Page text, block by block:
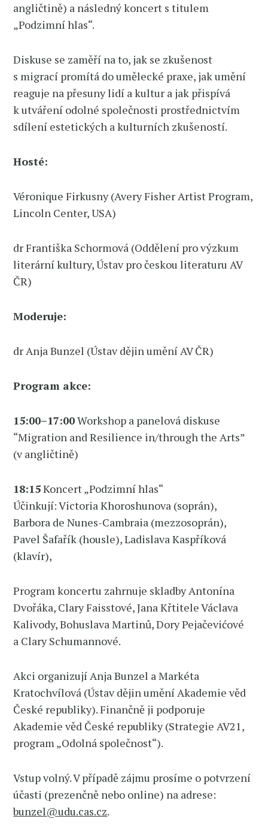
angličtině) a následný koncert s titulem
„Podzimní hlas“.
Diskuse se zaměří na to, jak se zkušenost
s migrací promítá do umělecké praxe, jak umění
reaguje na přesuny lidí a kultur a jak přispívá
k utváření odolné společnosti prostřednictvím
sdílení estetických a kulturních zkušeností.
Hosté:
Véronique Firkusny (Avery Fisher Artist Program,
Lincoln Center, USA)
dr Františka Schormová (Oddělení pro výzkum
literární kultury, Ústav pro českou literaturu AV
ČR)
Moderuje:
dr Anja Bunzel (Ústav dějin umění AV ČR)
Program akce:
15:00–17:00Workshop a panelová diskuse
“Migration and Resilience in/through the Arts”
(v angličtině)
18:15Koncert „Podzimní hlas“
Účinkují: Victoria Khoroshunova (soprán),
Barbora de Nunes-Cambraia (mezzosoprán),
Pavel Šafařík (housle), Ladislava Kaspříková
(klavír),
Program koncertu zahrnuje skladby Antonína
Dvořáka, Clary Faisstové, Jana Křtitele Václava
Kalivody, Bohuslava Martinů, Dory Pejačevićové
a Clary Schumannové.
Akci organizují Anja Bunzel a Markéta
Kratochvílová (Ústav dějin umění Akademie věd
České republiky). Finančně ji podporuje
Akademie věd České republiky (Strategie AV21,
program „Odolná společnost“).
Vstup volný. V případě zájmu prosíme o potvrzení
účasti (prezenčně nebo online) na adrese:
bunzel@udu.cas.cz.